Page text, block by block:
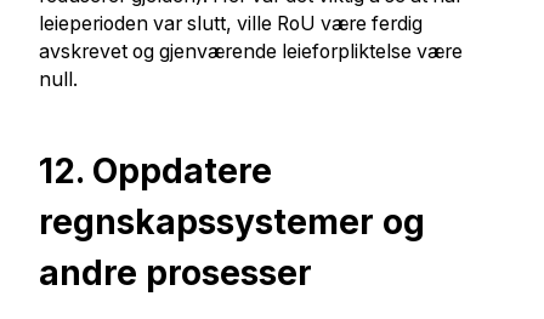
leieperioden var slutt, ville RoU være ferdig
avskrevet og gjenværende leieforpliktelse være
null.
12. Oppdatere
regnskapssystemer og
andre prosesser